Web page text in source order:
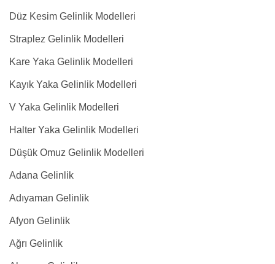
Düz Kesim Gelinlik Modelleri
Straplez Gelinlik Modelleri
Kare Yaka Gelinlik Modelleri
Kayık Yaka Gelinlik Modelleri
V Yaka Gelinlik Modelleri
Halter Yaka Gelinlik Modelleri
Düşük Omuz Gelinlik Modelleri
Adana Gelinlik
Adıyaman Gelinlik
Afyon Gelinlik
Ağrı Gelinlik